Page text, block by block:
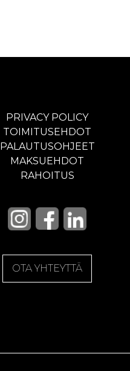
PRIVACY POLICY
TOIMITUSEHDOT
PALAUTUSOHJEET
MAKSUEHDOT
RAHOITUS
OTA YHTEYTTÄ